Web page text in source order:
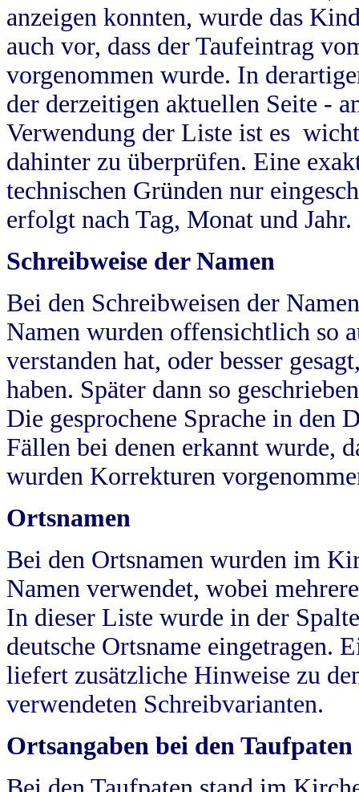
anzeigen konnten, wurde das
auch vor, dass der Taufeintrag
vorgenommen wurde. In
der derzeitigen aktuellen Seite -
Verwendung der Liste ist es
dahinter zu überprüfen. Eine
technischen Gründen nur
erfolgt nach Tag, Monat und Jahr.
Schreibweise der Namen
Bei den Schreibweisen der
Namen wurden offensichtlich so
verstanden hat, oder besser
haben. Später dann so
Die gesprochene Sprache in
Fällen bei denen erkannt wurde,
wurden Korrekturen
Ortsnamen
Bei den Ortsnamen wurden im
Namen verwendet, wobei
In dieser Liste wurde in der
deutsche Ortsname eingetragen.
liefert zusätzliche Hinweise zu
verwendeten Schreibvarianten.
Ortsangaben bei den Taufpaten